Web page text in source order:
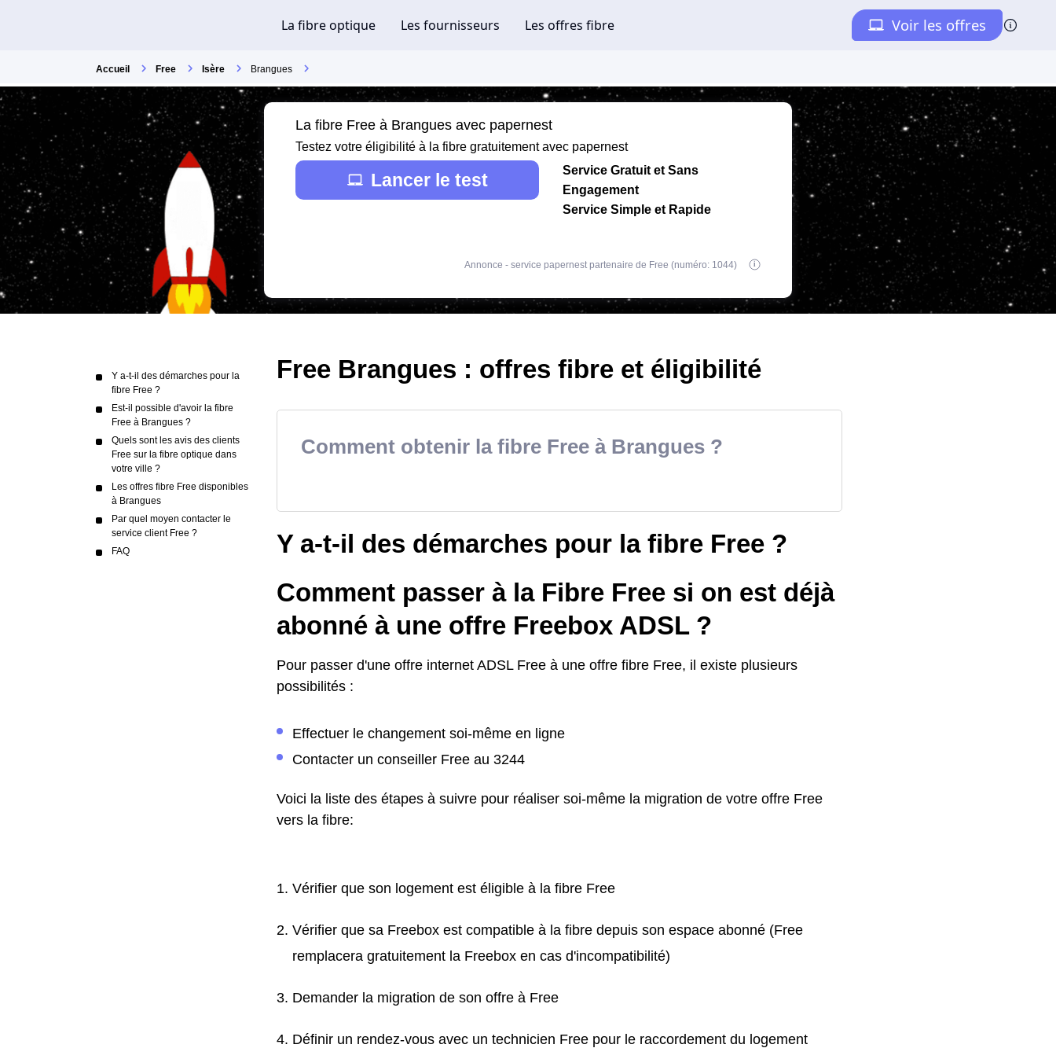
Accueil Free Isère Brangues
La fibre Free à Brangues avec papernest
Testez votre éligibilité à la fibre gratuitement avec papernest
Lancer le test
Service Gratuit et Sans
Engagement
Service Simple et Rapide
Annonce - service papernest partenaire de Free (numéro: 1044)
Y a-t-il des démarches pour la
fibre Free ?
Est-il possible d'avoir la fibre
Free à Brangues ?
Quels sont les avis des clients
Free sur la fibre optique dans
votre ville ?
Les offres fibre Free disponibles
à Brangues
Par quel moyen contacter le
service client Free ?
FAQ
Free Brangues : offres fibre et éligibilité
Comment obtenir la fibre Free à Brangues ?
Y a-t-il des démarches pour la fibre Free ?
Comment passer à la Fibre Free si on est déjà
abonné à une offre Freebox ADSL ?
Pour passer d'une offre internet ADSL Free à une offre fibre Free, il existe plusieurs
possibilités :
Effectuer le changement soi-même en ligne
Contacter un conseiller Free au 3244
Voici la liste des étapes à suivre pour réaliser soi-même la migration de votre offre Free
vers la fibre:
Vérifier que son logement est éligible à la fibre Free
Vérifier que sa Freebox est compatible à la fibre depuis son espace abonné (Free
remplacera gratuitement la Freebox en cas d'incompatibilité)
Demander la migration de son offre à Free
Définir un rendez-vous avec un technicien Free pour le raccordement du logement